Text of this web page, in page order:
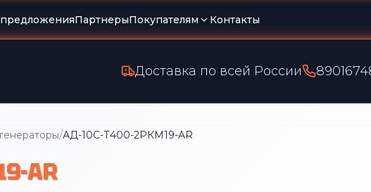
ПартнерыПокупателям Контакты
Доставка по всей России
/АД-10С-Т400-2РКМ19-AR
AR